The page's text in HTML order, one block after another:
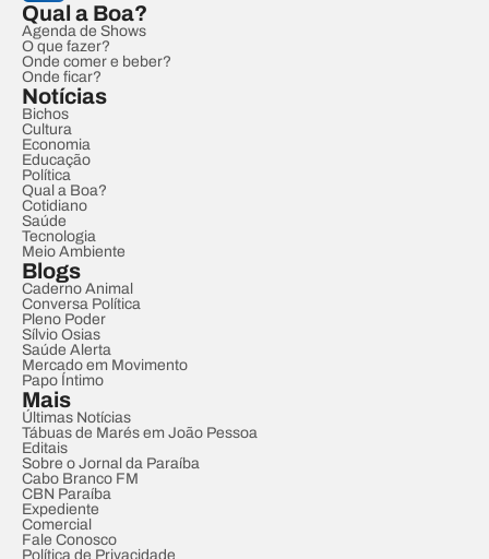
Qual a Boa?
Agenda de Shows
O que fazer?
Onde comer e beber?
Onde ficar?
Notícias
Bichos
Cultura
Economia
Educação
Política
Qual a Boa?
Cotidiano
Saúde
Tecnologia
Meio Ambiente
Blogs
Caderno Animal
Conversa Política
Pleno Poder
Sílvio Osias
Saúde Alerta
Mercado em Movimento
Papo Íntimo
Mais
Últimas Notícias
Tábuas de Marés em João Pessoa
Editais
Sobre o Jornal da Paraíba
Cabo Branco FM
CBN Paraíba
Expediente
Comercial
Fale Conosco
Política de Privacidade